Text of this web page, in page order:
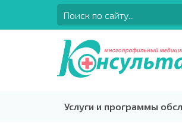
Услуги и программы